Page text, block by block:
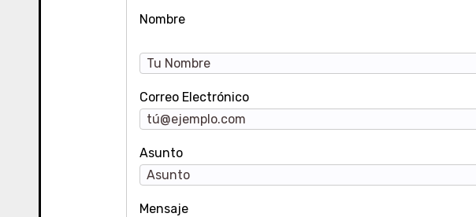
Nombre
Correo Electrónico
Asunto
Mensaje